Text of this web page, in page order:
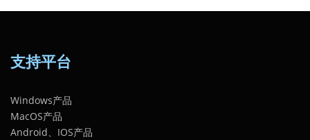
支持平台
Windows产品
MacOS产品
Android、IOS产品